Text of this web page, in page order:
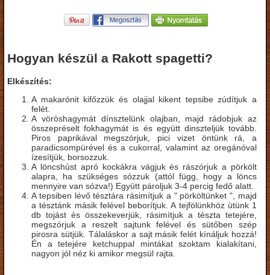
Hogyan készül a Rakott spagetti?
Elkészítés:
A makarónit kifőzzük és olajjal kikent tepsibe zúdítjuk a
felét.
A vöröshagymát dínsztelünk olajban, majd rádobjuk az
összepréselt fokhagymát is és együtt dinszteljük tovább.
Piros paprikával megszórjuk, pici vizet öntünk rá, a
paradicsompürével és a cukorral, valamint az oregánóval
ízesítjük, borsozzuk.
A löncshúst apró kockákra vágjuk és rászórjuk a pörkölt
alapra, ha szükséges sózzuk (attól függ, hogy a löncs
mennyire van sózva!) Együtt pároljuk 3-4 percig fedő alatt.
A tepsiben lévő tésztára rásimítjuk a " pörköltünket ", majd
a tésztánk másik felével beborítjuk. A tejfölünkhöz ütünk 1
db tojást és összekeverjük, rásimítjuk a tészta tetejére,
megszórjuk a reszelt sajtunk felével és sütőben szép
pirosra sütjük. Tálaláskor a sajt másik felét kínáljuk hozzá!
Én a tetejére ketchuppal mintákat szoktam kialakítani,
nagyon jól néz ki amikor megsül rajta.